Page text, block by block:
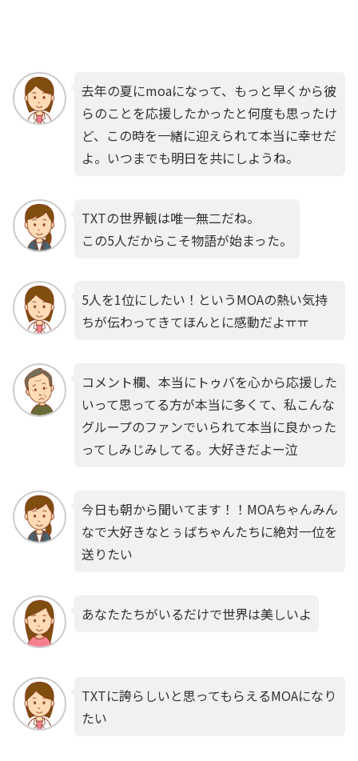
去年の夏にmoaになって、もっと早くから彼
らのことを応援したかったと何度も思ったけ
ど、この時を一緒に迎えられて本当に幸せだ
よ。いつまでも明日を共にしようね。
TXTの世界観は唯一無二だね。
この5人だからこそ物語が始まった。
5人を1位にしたい！というMOAの熱い気持
ちが伝わってきてほんとに感動だよㅠㅠ
コメント欄、本当にトゥバを心から応援した
いって思ってる方が本当に多くて、私こんな
グループのファンでいられて本当に良かった
ってしみじみしてる。大好きだよー泣
今日も朝から聞いてます！！MOAちゃんみん
なで大好きなとぅばちゃんたちに絶対一位を
送りたい
あなたたちがいるだけで世界は美しいよ
TXTに誇らしいと思ってもらえるMOAになり
たい